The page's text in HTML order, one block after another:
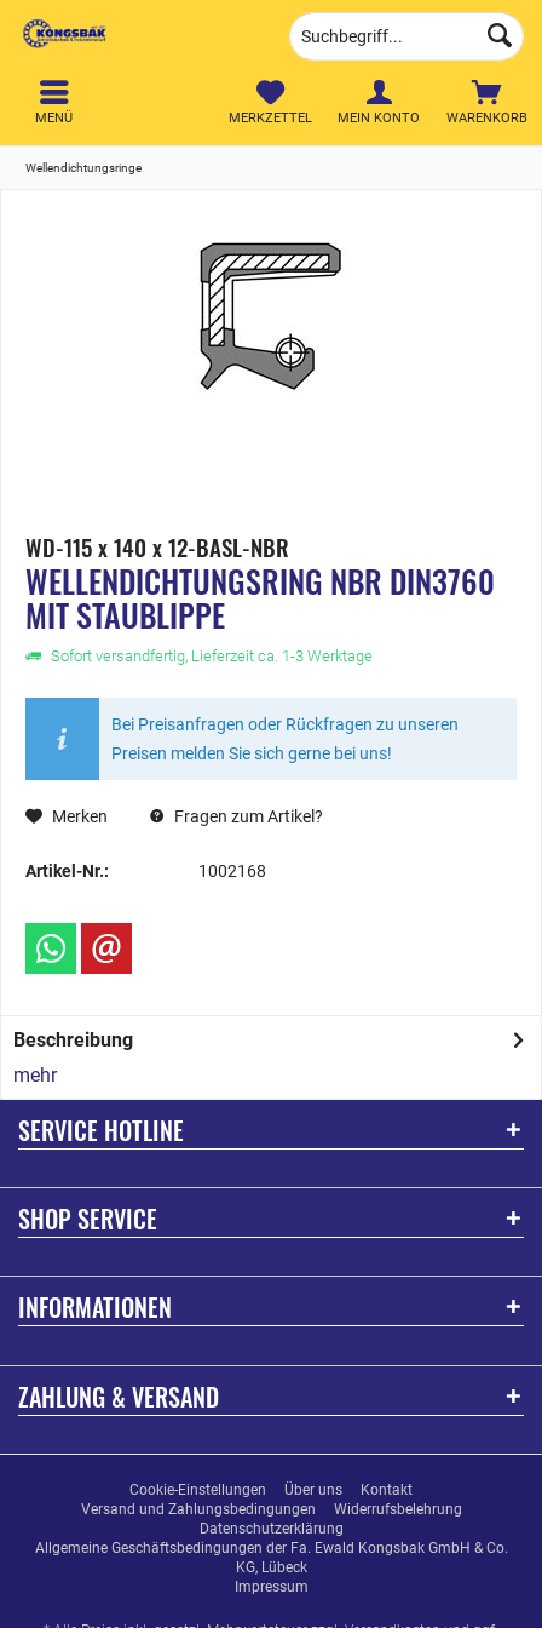
WARENKORB
MERKZETTEL MEIN KONTO
MENÜ
Wellendichtungsringe
WD-115 x 140 x 12-BASL-NBR
WELLENDICHTUNGSRING NBR DIN3760
MIT STAUBLIPPE
Sofort versandfertig, Lieferzeit ca. 1-3 Werktage
Bei Preisanfragen oder Rückfragen zu unseren
Preisen melden Sie sich gerne bei uns!
Merken Fragen zum Artikel?
Artikel-Nr.: 1002168
Beschreibung
mehr
SERVICE HOTLINE
SHOP SERVICE
INFORMATIONEN
ZAHLUNG & VERSAND
Cookie-Einstellungen Über uns
Kontakt
Versand und Zahlungsbedingungen
Widerrufsbelehrung
Datenschutzerklärung
Allgemeine Geschäftsbedingungen der Fa. Ewald Kongsbak GmbH & Co.
KG, Lübeck
Impressum